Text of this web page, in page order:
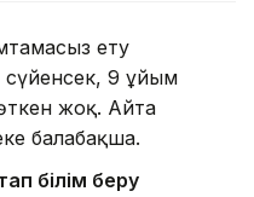
ету
сүйенсек, 9 ұйым
жоқ. Айта
балабақша.
білім беру